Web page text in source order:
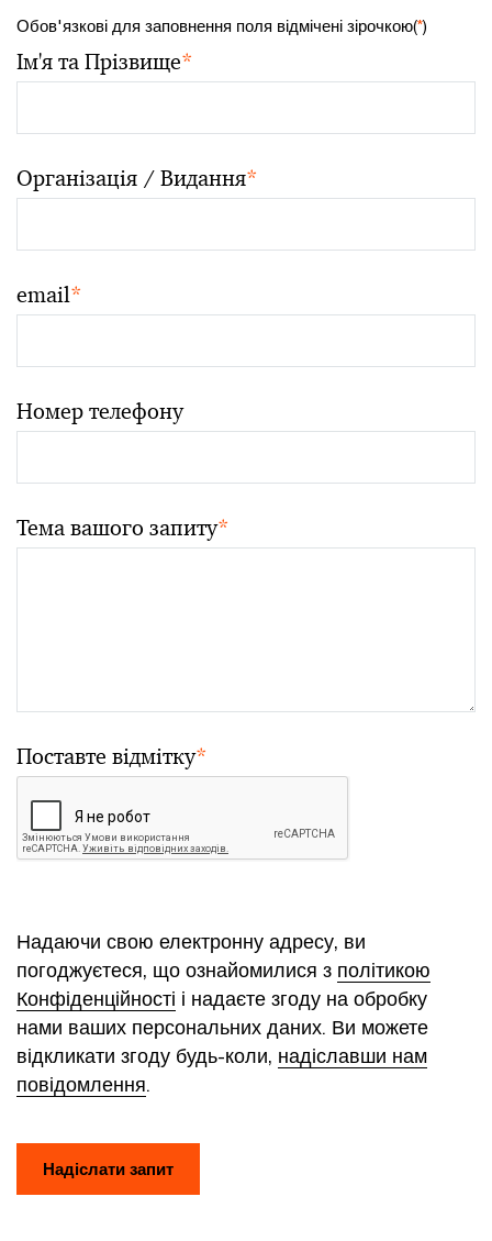
Обов'язкові для заповнення поля відмічені зірочкою(*)
Ім'я та Прізвище*
Організація / Видання*
email*
Номер телефону
Тема вашого запиту*
Поставте відмітку*
Надаючи свою електронну адресу, ви
погоджуєтеся, що ознайомилися з політикою
Конфіденційності і надаєте згоду на обробку
нами ваших персональних даних. Ви можете
відкликати згоду будь-коли, надіславши нам
повідомлення.
Надіслати запит